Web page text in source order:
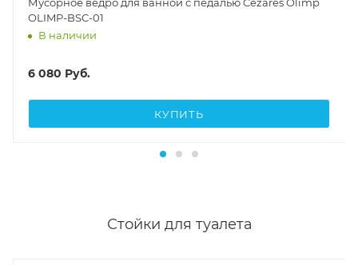
OLIMP-BSC-01
В наличии
6 080 Руб.
КУПИТЬ
Стойки для туалета